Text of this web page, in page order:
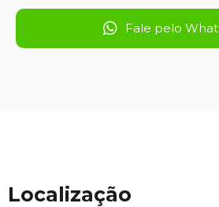
Fale pelo
Localização